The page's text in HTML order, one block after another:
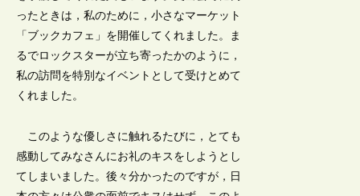
ったときは，私のために，小さなマーケット
「ブックカフェ」を開催してくれました。ま
るでロックスターが立ち寄ったかのように，
私の訪問を特別なイベントとして受けとめて
くれました。
このような優しさに触れるたびに，とても
感動してみなさんにお礼のキスをしようとし
てしまいました。後々分かったのですが，日